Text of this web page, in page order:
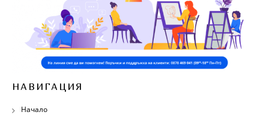
НАВИГАЦИЯ
Начало